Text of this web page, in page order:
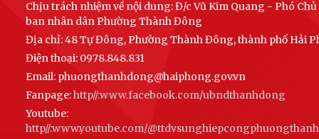
Công an phường Thành Đông dâng hương tại Di tích Nhà tù Hải Dương
nhân kỷ niệm 79 năm Ngày Thương...
Phường Thành Đông tri ân các gia đình chính sách nhân dịp 27/7
Phường Thành Đông tổ chức chương trình "Bữa cơm công đoàn"
chăm lo cho đoàn viện, người lao động